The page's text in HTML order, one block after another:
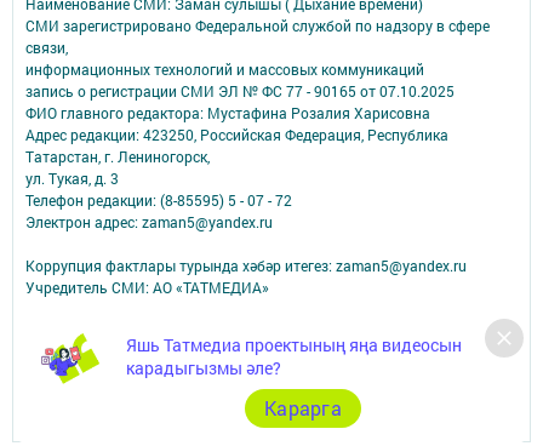
Яшь Татмедиа проектының яңа видеосын
карадыгызмы әле?
Карарга
Наименование СМИ: Заман сулышы ( Дыхание времени)
СМИ зарегистрировано Федеральной службой по надзору в сфере
связи,
информационных технологий и массовых коммуникаций
запись о регистрации СМИ ЭЛ № ФС 77 - 90165 от 07.10.2025
ФИО главного редактора: Мустафина Розалия Харисовна
Адрес редакции: 423250, Российская Федерация, Республика
Татарстан, г. Лениногорск,
ул. Тукая, д. 3
Телефон редакции: (8-85595) 5 - 07 - 72
Электрон адрес: zaman5@yandex.ru
Коррупция фактлары турында хәбәр итегез: zaman5@yandex.ru
Учредитель СМИ: АО «ТАТМЕДИА»
Антикоррупционная политика
АО «ТАТМЕДИА» использует «cookie»для персонализации сервисов и
удобства пользователей сайтом.
Использование «cookie» можно отменить в настройках браузера.
Политика конфиденциальности